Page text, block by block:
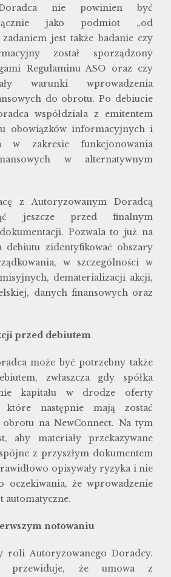
nie powinien być
jako podmiot „od
zadaniem jest także badanie czy
został sporządzony
Regulaminu ASO oraz czy
warunki wprowadzenia
do obrotu. Po debiucie
współdziała z emitentem
obowiązków informacyjnych i
w zakresie funkcjonowania
w alternatywnym
z Autoryzowanym Doradcą
jeszcze przed finalnym
Pozwala to już na
debiutu zidentyfikować obszary
w szczególności w
dematerializacji akcji,
danych finansowych oraz
przed debiutem
może być potrzebny także
zwłaszcza gdy spółka
kapitału w drodze oferty
które następnie mają zostać
na NewConnect. Na tym
aby materiały przekazywane
z przyszłym dokumentem
opisywały ryzyka i nie
oczekiwania, że wprowadzenie
automatyczne.
notowaniu
roli Autoryzowanego Doradcy.
przewiduje, że umowa z